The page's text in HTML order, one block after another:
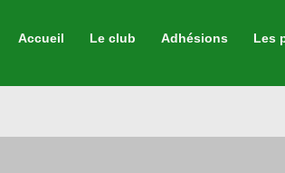
Accueil Le club Adhésions Les